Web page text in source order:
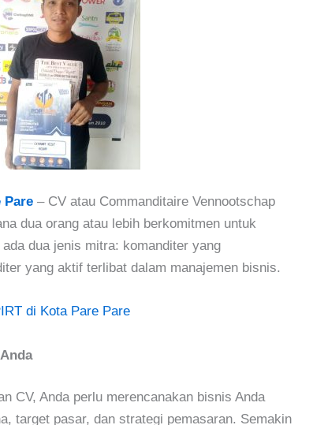
Pare – CV atau Commanditaire Vennootschap
dua orang atau lebih berkomitmen untuk
dua jenis mitra: komanditer yang
yang aktif terlibat dalam manajemen bisnis.
di Kota Pare Pare
CV, Anda perlu merencanakan bisnis Anda
target pasar, dan strategi pemasaran. Semakin